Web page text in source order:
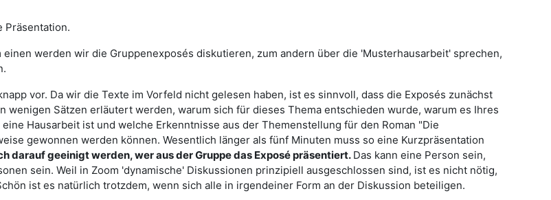
Präsentation.
einen werden wir die Gruppenexposés diskutieren, zum andern über die 'Musterhausarbeit' sprechen,
vor. Da wir die Texte im Vorfeld nicht gelesen haben, ist es sinnvoll, dass die Exposés zunächst
wenigen Sätzen erläutert werden, warum sich für dieses Thema entschieden wurde, warum es Ihres
Hausarbeit ist und welche Erkenntnisse aus der Themenstellung für den Roman "Die
gewonnen werden können. Wesentlich länger als fünf Minuten muss so eine Kurzpräsentation
darauf geeinigt werden, wer aus der Gruppe das Exposé präsentiert. Das kann eine Person sein,
sein. Weil in Zoom 'dynamische' Diskussionen prinzipiell ausgeschlossen sind, ist es nicht nötig,
ist es natürlich trotzdem, wenn sich alle in irgendeiner Form an der Diskussion beteiligen.